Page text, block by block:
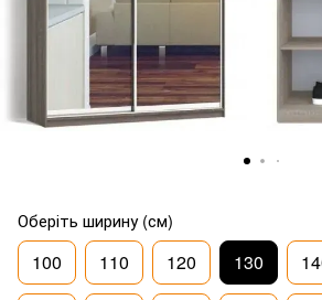
Оберіть ширину (см)
100 110 120 130